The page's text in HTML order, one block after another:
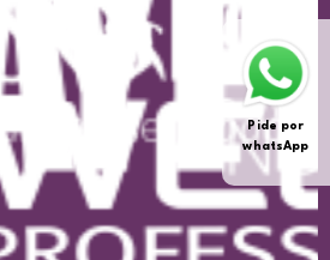
Pide por
whatsApp